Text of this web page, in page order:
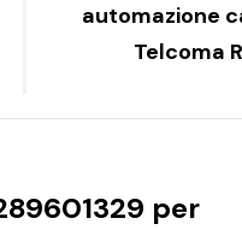
automazione
Telcoma
per